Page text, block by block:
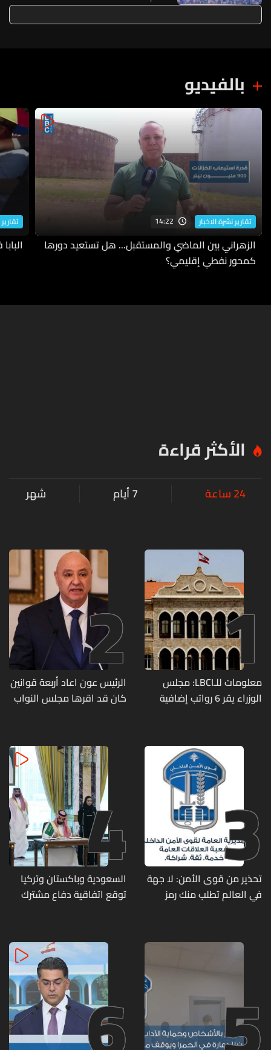
بالفيديو
تقارير نشرة الاخبار 14:22
الزهراني بين الماضي والمستقبل... هل تستعيد دورها
كمحور نفطي إقليمي؟
الأكثر قراءة
24 ساعة 7 أيام شهر
1
معلومات للـLBCI: مجلس
الوزراء يقر 6 رواتب إضافية
منذ آذار
2
الرئيس عون اعاد أربعة قوانين
كان قد اقرها مجلس النواب
3
تحذير من قوى الأمن: لا جهة
في العالم تطلب منك رمز
4
السعودية وباكستان وتركيا
توقع اتفاقية دفاع مشترك